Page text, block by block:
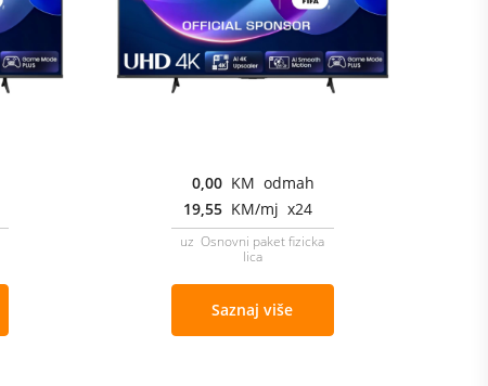
0,00 KM odmah
19,55 KM/mj x24
uz Osnovni paket fizicka
lica
Saznaj više